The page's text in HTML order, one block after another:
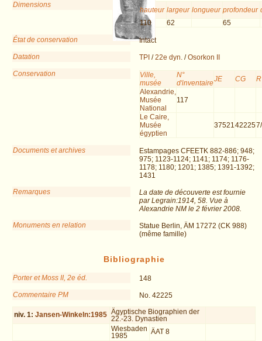
Dimensions
hauteur largeur longueur profondeur
110
62 65
État de conservation
Intact
Datation
TPI /22e dyn. /Osorkon II
Conservation
Ville,
musée
N°
d'inventaireJE CG
Alexandrie,
Musée
National
117
Le Caire,
Musée
égyptien
3752142225
Documents et archives
Estampages CFEETK 882-886; 948;
975; 1123-1124; 1141; 1174; 1176-
1178; 1180; 1201; 1385; 1391-1392;
1431
Remarques
La date de découverte est fournie
par Legrain:1914, 58. Vue à
Alexandrie NM le 2 février 2008.
Monuments en relation
Statue Berlin, ÄM 17272 (CK 988)
(même famille)
Bibliographie
Porter et Moss II, 2e éd.
148
Commentaire PM
No. 42225
niv. 1:Jansen-Winkeln:1985 Ägyptische Biographien der
22.-23. Dynastien
Wiesbaden
1985
ÄAT 8